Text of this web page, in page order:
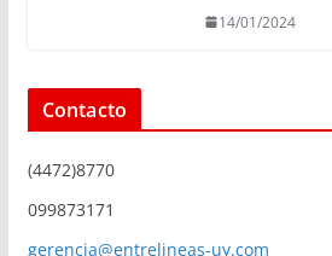
14/01/2024
Contacto
(4472)8770
099873171
gerencia@entrelineas-uy.com